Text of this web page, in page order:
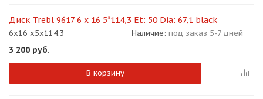
Диск Trebl 9617 6 x 16 5*114,3 Et: 50 Dia: 67,1 black
6x16 x5x114.3 Наличие: под заказ 5-7 дней
3 200 руб.
В корзину
недели
Остались вопросы?
plait.ru